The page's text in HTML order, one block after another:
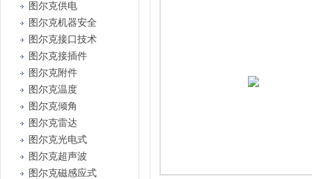
图尔克供电
图尔克机器安全
图尔克接口技术
图尔克接插件
图尔克附件
图尔克温度
图尔克倾角
图尔克雷达
图尔克光电式
图尔克超声波
图尔克磁感应式